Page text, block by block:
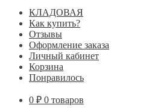
КЛАДОВАЯ
Как купить?
Отзывы
Оформление заказа
Личный кабинет
Корзина
Понравилось
0 ₽ 0 товаров